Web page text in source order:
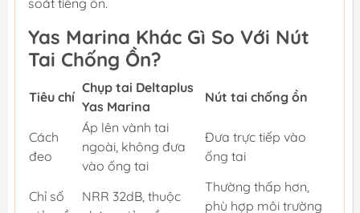
soát tiếng ồn.
Yas Marina Khác Gì So Với Nút
Tai Chống Ồn?
Tiêu chí
Chụp tai Deltaplus
Yas Marina
Nút tai chống ồn
Cách
đeo
Áp lên vành tai
ngoài, không đưa
vào ống tai
Đưa trực tiếp vào
ống tai
Chỉ số
NRR 32dB, thuộc
Thường thấp hơn,
phù hợp môi trường